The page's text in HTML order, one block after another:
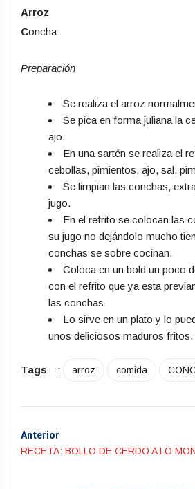
Arroz
Concha
Preparación
Se realiza el arroz
Se pica en forma juliana la
ajo.
En una sartén se realiza el
cebollas, pimientos, ajo, sal,
Se limpian las conchas,
jugo.
En el refrito se colocan las
su jugo no dejándolo mucho
conchas se sobre cocinan.
Coloca en un bold un poco
con el refrito que ya esta
las conchas
Lo sirve en un plato y lo
unos deliciosos maduros fritos.
Tags : arroz comida
Anterior
RECETA: BOLLO DE CERDO A LO